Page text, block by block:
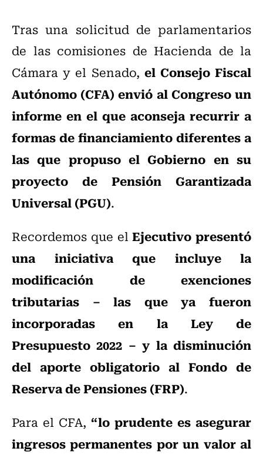
Tras una solicitud de parlamentarios
de las comisiones de Hacienda de la
Cámara y el Senado, el Consejo Fiscal
Autónomo (CFA) envió al Congreso un
informe en el que aconseja recurrir a
formas de financiamiento diferentes a
las que propuso el Gobierno en su
proyecto de Pensión Garantizada
Universal (PGU).
Recordemos que elEjecutivo presentó
una iniciativa que incluye la
modificación de exenciones
tributarias – las que ya fueron
incorporadas en la Ley de
Presupuesto 2022 – y la disminución
del aporte obligatorio al Fondo de
Reserva de Pensiones (FRP).
Para el CFA, “lo prudente es asegurar
ingresos permanentes por un valor al